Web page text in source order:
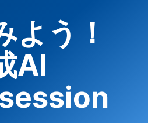
よう！
AI